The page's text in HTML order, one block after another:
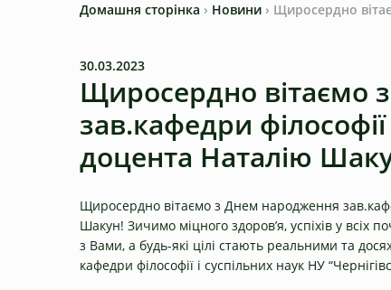
Домашня сторінка › Новини › Щиросердно
30.03.2023
Щиросердно вітаємо
зав.кафедри
доцента Наталію
Щиросердно вітаємо з Днем ​​народження
Шакун! Зичимо міцного здоров’я, успіхів у всіх
з Вами, а будь-які цілі стають реальними та
кафедри філософії і суспільних наук НУ